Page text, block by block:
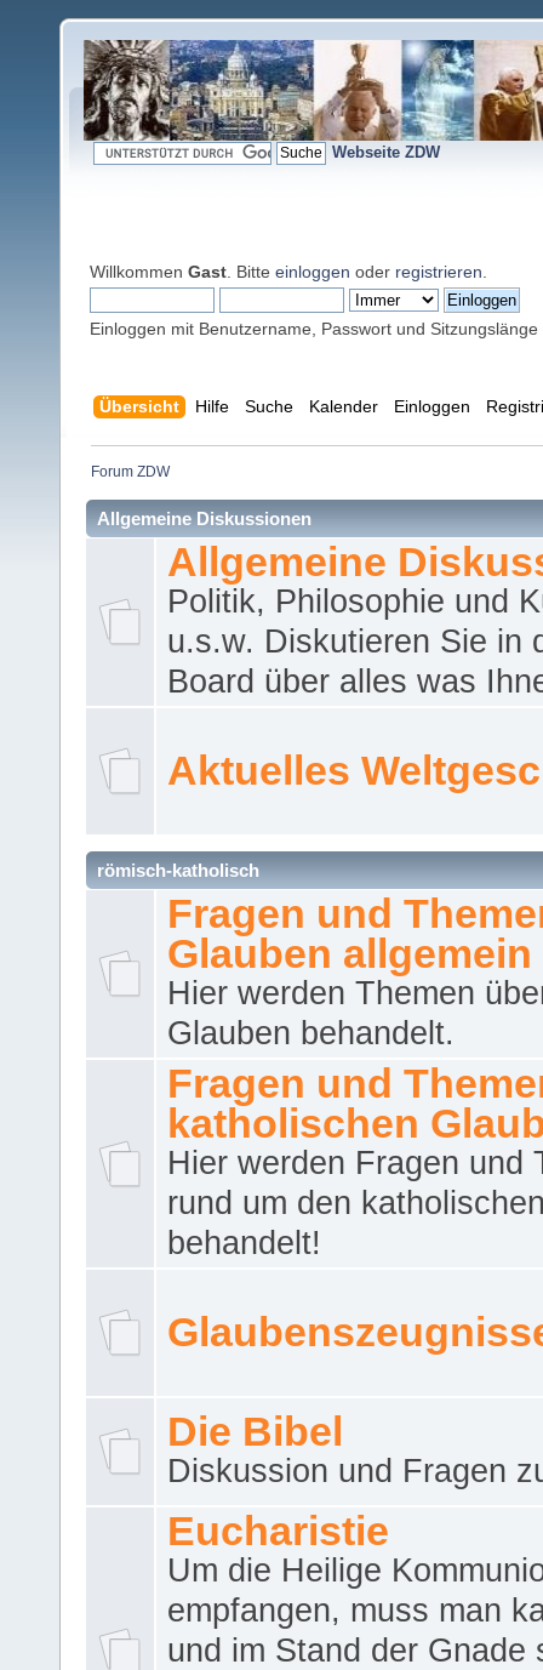
Webseite ZDW
Willkommen Gast . Bitte einloggen oder registrieren
Einloggen mit Benutzername, Passwort und Sitzungslänge
Übersicht Hilfe Suche Kalender Einloggen
Forum ZDW
Allgemeine Diskussionen
Allgemeine
Politik, Philosophie und
u.s.w. Diskutieren Sie in
Board über alles was
Aktuelles
römisch-katholisch
Fragen und
Glauben allgemein
Hier werden Themen
Glauben behandelt.
Fragen und
katholischen
Hier werden Fragen und
rund um den
behandelt!
Die Bibel
Diskussion und Fragen
Eucharistie
Um die Heilige
empfangen, muss man
und im Stand der Gnade